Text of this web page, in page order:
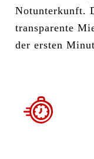
Notunterkunft.
transparente
der ersten